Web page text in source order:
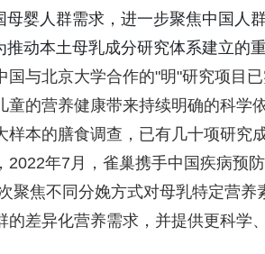
母婴人群需求，进一步聚焦中国人
推动本土母乳成分研究体系建立的
国与北京大学合作的"明"研究项目
童的营养健康带来持续明确的科学
样本的膳食调查，已有几十项研究
2022年7月，雀巢携手中国疾病预
聚焦不同分娩方式对母乳特定营
的差异化营养需求，并提供更科学